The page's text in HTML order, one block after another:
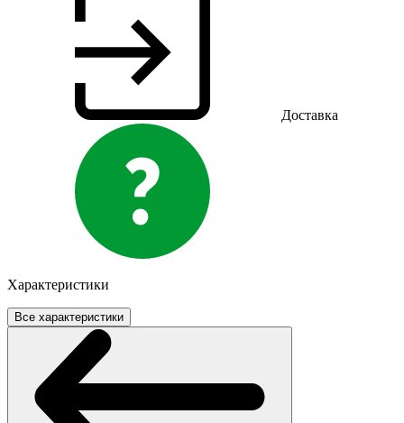
Доставка
Характеристики
Все характеристики